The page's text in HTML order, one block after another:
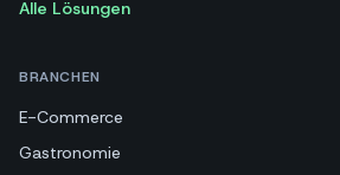
Alle Lösungen
BRANCHEN
E-Commerce
Gastronomie